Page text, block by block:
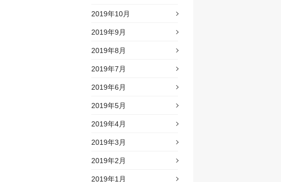
2019年10月
2019年9月
2019年8月
2019年7月
2019年6月
2019年5月
2019年4月
2019年3月
2019年2月
2019年1月